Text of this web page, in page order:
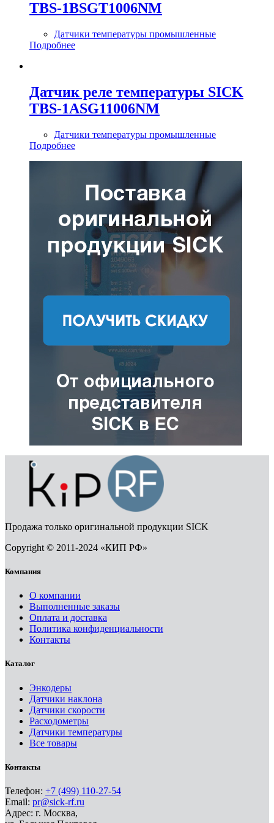
TBS-1BSGT1006NM
Датчики температуры промышленные
Подробнее
Датчик реле температуры SICK
TBS-1ASG11006NM
Датчики температуры промышленные
Подробнее
Продажа только оригинальной продукции SICK
Copyright © 2011-2024 «КИП РФ»
Компания
О компании
Выполненные заказы
Оплата и доставка
Политика конфиденциальности
Контакты
Каталог
Энкодеры
Датчики наклона
Датчики скорости
Расходометры
Датчики температуры
Все товары
Контакты
Телефон: +7 (499) 110-27-54
Email: pr@sick-rf.ru
Адрес: г. Москва,